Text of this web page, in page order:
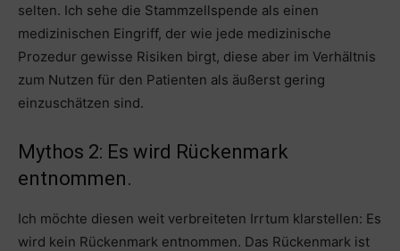
selten. Ich sehe die Stammzellspende als einen
medizinischen Eingriff, der wie jede medizinische
Prozedur gewisse Risiken birgt, diese aber im Verhältnis
zum Nutzen für den Patienten als äußerst gering
einzuschätzen sind.
Mythos 2: Es wird Rückenmark
entnommen.
Ich möchte diesen weit verbreiteten Irrtum klarstellen: Es
wird kein Rückenmark entnommen. Das Rückenmark ist